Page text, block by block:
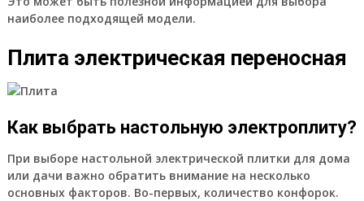
наиболее подходящей модели.
Плита электрическая переносная
Как выбрать настольную электроплиту?
При выборе настольной электрической плитки для дома
или дачи важно обратить внимание на несколько
основных факторов. Во-первых, количество конфорок.